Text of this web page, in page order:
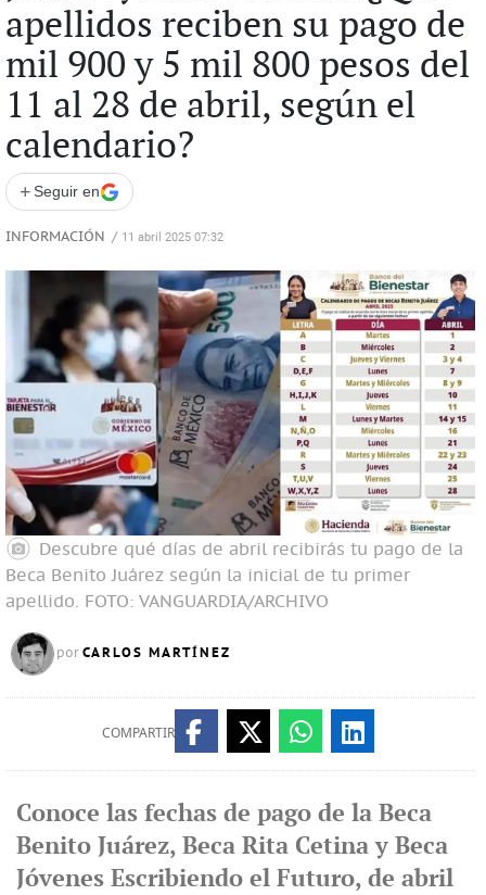
apellidos reciben su pago de
mil 900 y 5 mil 800 pesos del
11 al 28 de abril, según el
calendario?
+ Seguir en
INFORMACIÓN / 11 abril 2025 07:32
Descubre qué días de abril recibirás tu pago de la
Beca Benito Juárez según la inicial de tu primer
apellido. FOTO: VANGUARDIA/ARCHIVO
por CARLOS MARTÍNEZ
COMPARTIR
Conoce las fechas de pago de la Beca
Benito Juárez, Beca Rita Cetina y Beca
Jóvenes Escribiendo el Futuro, de abril